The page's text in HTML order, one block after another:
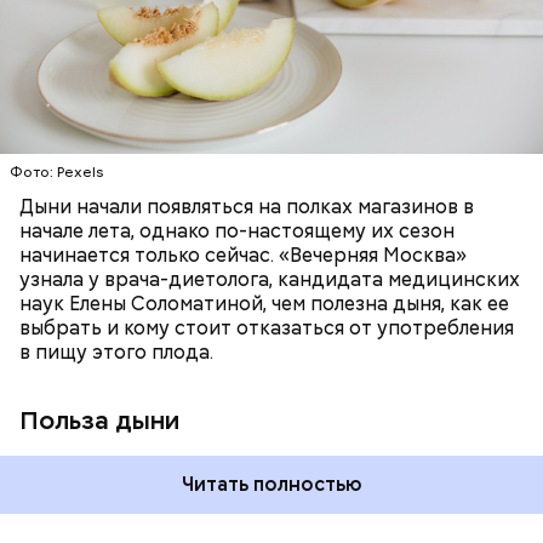
Фото: Pexels
Дыни начали появляться на полках магазинов в
начале лета, однако по-настоящему их сезон
начинается только сейчас. «Вечерняя Москва»
узнала у врача-диетолога, кандидата медицинских
наук Елены Соломатиной, чем полезна дыня, как ее
выбрать и кому стоит отказаться от употребления
в пищу этого плода.
Польза дыни
минералами. Так, в дыне содержатся:
«делает пилинг изнутри», обновляет
слизистые оболочки органов. А еще именно
бета-каротин обеспечивает дыне желтый
лютеин и зеаксантин — эти каротиноиды
отлично поддерживают наше зрение;
калий — оказывает мочегонное действие,
поддерживает сердечно-сосудистую
систему и предотвращает скачки давления;
магний — помогает калию и не дает сосудам
спазмироваться.
Читать полностью
ЗДОРОВЬЕ
ПРАВИЛЬНОЕ ПИТАНИЕ
ОВОЩИ
ЛЕТО ФРУКТЫ
По мнению специалиста, здоровому человеку
достаточно включать щавель в рацион несколько
раз в месяц. В небольших количествах в свежем